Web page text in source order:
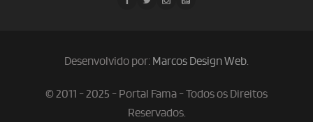
Desenvolvido por: Marcos Design Web.
© 2011 - 2025 - Portal Fama - Todos os Direitos
Reservados.